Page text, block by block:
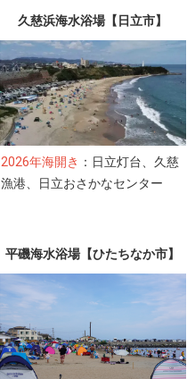
久慈浜海水浴場【日立市】
2026年海開き ：日立灯台、久慈
漁港、日立おさかなセンター
平磯海水浴場【ひたちなか市】